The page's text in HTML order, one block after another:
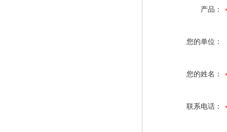
产品：
您的单位：
您的姓名：
联系电话：